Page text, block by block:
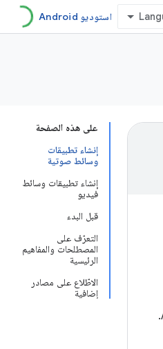
استوديو Android
على هذه الصفحة
إنشاء تطبيقات
وسائط صوتية
إنشاء تطبيقات وسائط
فيديو
قبل البدء
التعرّف على
المصطلحات والمفاهيم
الرئيسية
الاطّلاع على مصادر
إضافية
يفترض هذا الدليل أنّ لديك تطبيق وسائط يشغّل الصوت على هاتف وأنّ تطبيق الوسائط يتوافق مع بنية تطبيقات الوسائط على Android.